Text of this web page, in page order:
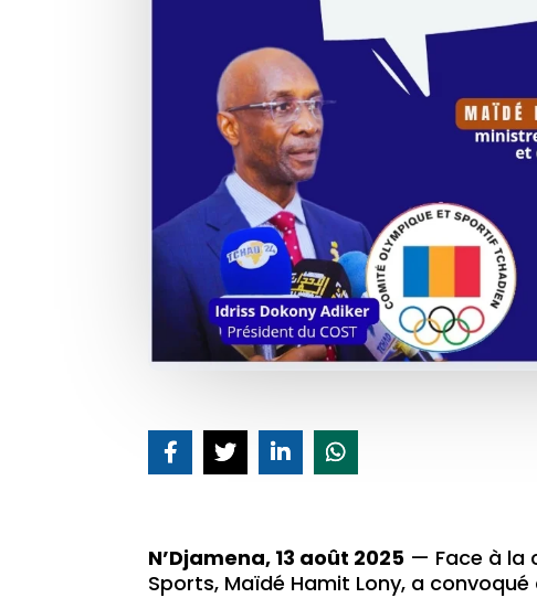
N’Djamena, 13 août 2025 — Face à la
Sports, Maïdé Hamit Lony, a